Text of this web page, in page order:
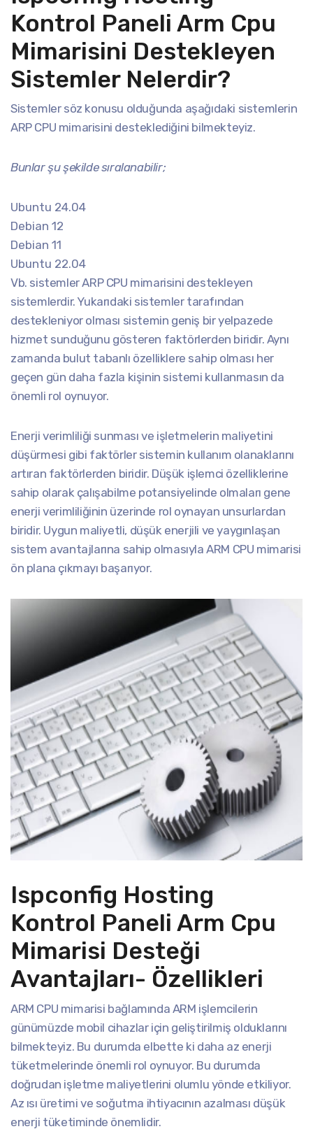
Kontrol Paneli Arm Cpu
Mimarisini Destekleyen
Sistemler Nelerdir?
Sistemler söz konusu olduğunda aşağıdaki sistemlerin
ARP CPU mimarisini desteklediğini bilmekteyiz.
Bunlar şu şekilde sıralanabilir;
Ubuntu 24.04
Debian 12
Debian 11
Ubuntu 22.04
Vb. sistemler ARP CPU mimarisini destekleyen
sistemlerdir. Yukarıdaki sistemler tarafından
destekleniyor olması sistemin geniş bir yelpazede
hizmet sunduğunu gösteren faktörlerden biridir. Aynı
zamanda bulut tabanlı özelliklere sahip olması her
geçen gün daha fazla kişinin sistemi kullanmasın da
önemli rol oynuyor.
Enerji verimliliği sunması ve işletmelerin maliyetini
düşürmesi gibi faktörler sistemin kullanım olanaklarını
artıran faktörlerden biridir. Düşük işlemci özelliklerine
sahip olarak çalışabilme potansiyelinde olmaları gene
enerji verimliliğinin üzerinde rol oynayan unsurlardan
biridir. Uygun maliyetli, düşük enerjili ve yaygınlaşan
sistem avantajlarına sahip olmasıyla ARM CPU mimarisi
ön plana çıkmayı başarıyor.
Ispconfig Hosting
Kontrol Paneli Arm Cpu
Mimarisi Desteği
Avantajları- Özellikleri
ARM CPU mimarisi bağlamında ARM işlemcilerin
günümüzde mobil cihazlar için geliştirilmiş olduklarını
bilmekteyiz. Bu durumda elbette ki daha az enerji
tüketmelerinde önemli rol oynuyor. Bu durumda
doğrudan işletme maliyetlerini olumlu yönde etkiliyor.
Az ısı üretimi ve soğutma ihtiyacının azalması düşük
enerji tüketiminde önemlidir.